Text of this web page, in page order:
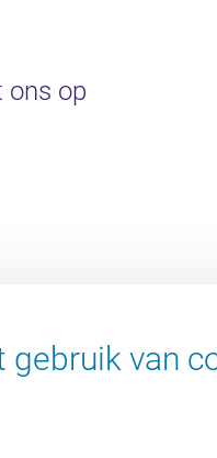
ons op
van